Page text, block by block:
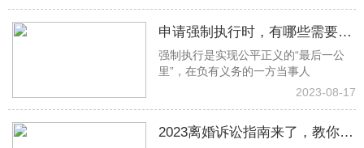
申请强制执行时，有哪些需要注
意的事项？
强制执行是实现公平正义的“最后一公
里”，在负有义务的一方当事人
2023-08-17
2023离婚诉讼指南来了，教你少